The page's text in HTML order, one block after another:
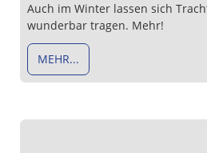
Auch im Winter lassen sich
wunderbar tragen. Mehr!
MEHR...